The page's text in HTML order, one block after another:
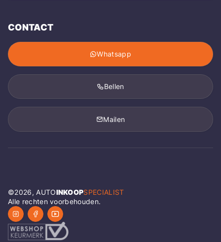
CONTACT
Whatsapp
Bellen
Mailen
©2026, AUTOINKOOPSPECIALIST
Alle rechten voorbehouden.